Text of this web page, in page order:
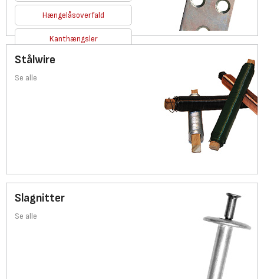
Hængelåsoverfald
Kanthængsler
Se alle
Stålwire
Se alle
Slagnitter
Se alle